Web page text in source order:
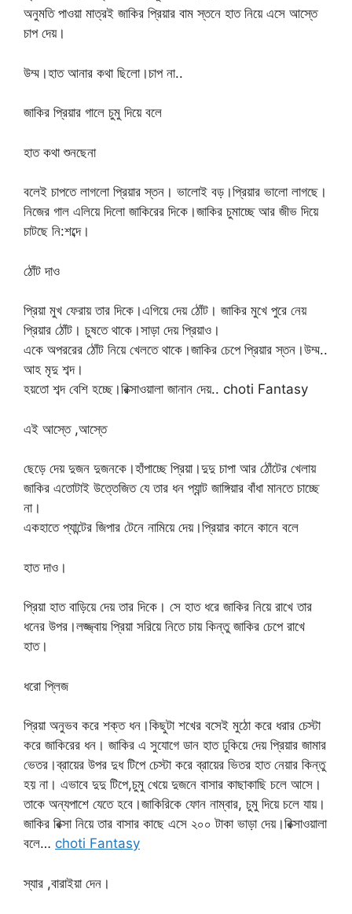
অনুমতি পাওয়া মাত্রই জাকির প্রিয়ার বাম স্তনে হাত নিয়ে এসে আস্তে
চাপ দেয়।
উম্ম।হাত আনার কথা ছিলো।চাপ না..
জাকির প্রিয়ার গালে চুমু দিয়ে বলে
হাত কথা শুনছেনা
বলেই চাপতে লাগলো প্রিয়ার স্তন। ভালোই বড়।প্রিয়ার ভালো লাগছে।
নিজের গাল এলিয়ে দিলো জাকিরের দিকে।জাকির চুমাচ্ছে আর জীভ দিয়ে
চাটছে নি:শব্দে।
ঠোঁট দাও
প্রিয়া মুখ ফেরায় তার দিকে।এগিয়ে দেয় ঠোঁট। জাকির মুখে পুরে নেয়
প্রিয়ার ঠোঁট। চুষতে থাকে।সাড়া দেয় প্রিয়াও।
একে অপররের ঠোঁট নিয়ে খেলতে থাকে।জাকির চেপে প্রিয়ার স্তন।উম্ম..
আহ মৃদু শব্দ।
হয়তো শব্দ বেশি হচ্ছে।রিক্সাওয়ালা জানান দেয়.. choti Fantasy
এই আস্তে ,আস্তে
ছেড়ে দেয় দুজন দুজনকে।হাঁপাচ্ছে প্রিয়া।দুদু চাপা আর ঠোঁটের খেলায়
জাকির এতোটাই উত্তেজিত যে তার ধন প্যান্ট জাঙ্গিয়ার বাঁধা মানতে চাচ্ছে
না।
একহাতে প্যান্টের জিপার টেনে নামিয়ে দেয়।প্রিয়ার কানে কানে বলে
হাত দাও।
প্রিয়া হাত বাড়িয়ে দেয় তার দিকে। সে হাত ধরে জাকির নিয়ে রাখে তার
ধনের উপর।লজ্জ্বায় প্রিয়া সরিয়ে নিতে চায় কিন্তু জাকির চেপে রাখে
হাত।
ধরো প্লিজ
প্রিয়া অনুভব করে শক্ত ধন।কিছুটা শখের বসেই মুঠো করে ধরার চেস্টা
করে জাকিরের ধন। জাকির এ সুযোগে ডান হাত ঢুকিয়ে দেয় প্রিয়ার জামার
ভেতর।ব্রায়ের উপর দুধ টিপে চেস্টা করে ব্রায়ের ভিতর হাত নেয়ার কিন্তু
হয় না। এভাবে দুদু টিপে,চুমু খেয়ে দুজনে বাসার কাছাকাছি চলে আসে।
তাকে অন্যপাশে যেতে হবে।জাকিরিকে ফোন নাম্বার, চুমু দিয়ে চলে যায়।
জাকির রিক্সা নিয়ে তার বাসার কাছে এসে ২০০ টাকা ভাড়া দেয়।রিক্সাওয়ালা
বলে… choti Fantasy
স্যার ,বারাইয়া দেন।